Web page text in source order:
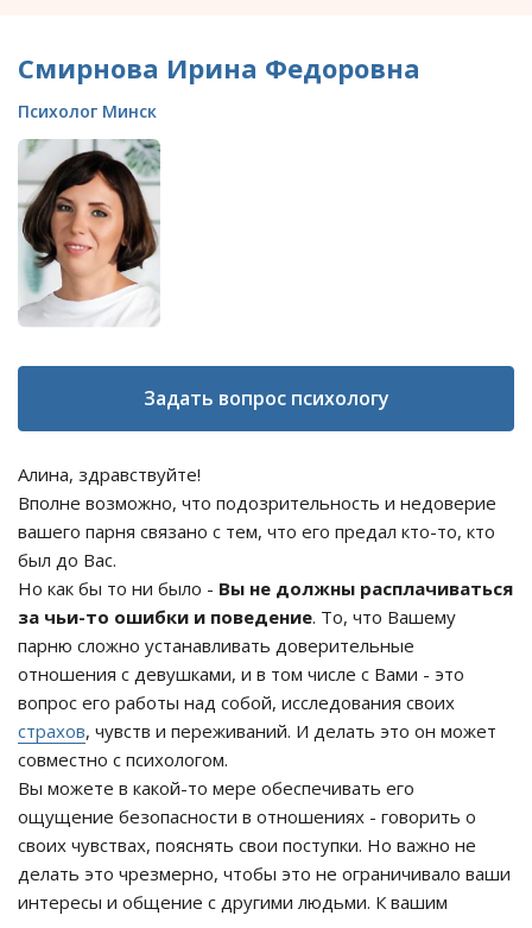
Смирнова Ирина Федоровна
Психолог Минск
Задать вопрос психологу
Алина, здравствуйте!
Вполне возможно, что подозрительность и недоверие
вашего парня связано с тем, что его предал кто-то, кто
был до Вас.
Но как бы то ни было - Вы не должны расплачиваться
за чьи-то ошибки и поведение. То, что Вашему
парню сложно устанавливать доверительные
отношения с девушками, и в том числе с Вами - это
вопрос его работы над собой, исследования своих
страхов, чувств и переживаний. И делать это он может
совместно с психологом.
Вы можете в какой-то мере обеспечивать его
ощущение безопасности в отношениях - говорить о
своих чувствах, пояснять свои поступки. Но важно не
делать это чрезмерно, чтобы это не ограничивало ваши
интересы и общение с другими людьми. К вашим